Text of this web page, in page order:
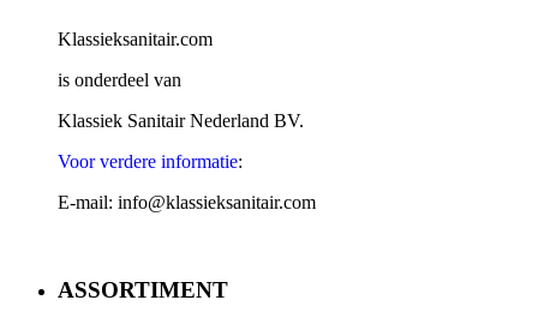
Klassieksanitair.com
is onderdeel van
Klassiek Sanitair Nederland BV.
Voor verdere informatie:
E-mail: info@klassieksanitair.com
ASSORTIMENT